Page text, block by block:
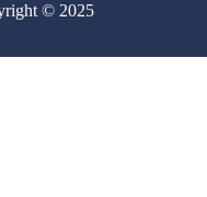
© 2025